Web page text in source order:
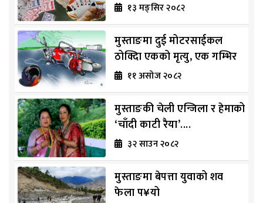
१३ मङ्सिर २०८२
मुस्ताङमा दुई मोटरसाईकल
ठोक्दिा एकको मृत्यु, एक गम्भिर
११ असोज २०८२
मुस्ताङकी चेली एन्जिला र हेमाको
‘चाँदी काटी रैया’....
३२ साउन २०८२
मुस्ताङमा बेपत्ता युवाको शव
फेला प¥यो